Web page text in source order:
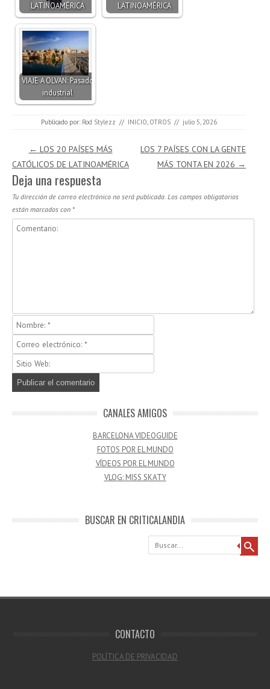
LATINOAMÉRICA
LATINOAMÉRICA
VIAJE A OLVAN: Pasado
industrial
Publicado por: Rod Stylezz // INICIO, OTROS // julio 5, 2026
Navegación de entradas
← LOS 20 PAÍSES MÁS
CATÓLICOS DE LATINOAMÉRICA
LOS 7 PAÍSES CON LA GENTE
MÁS TONTA EN 2026 →
Deja una respuesta
Tu dirección de correo electrónico no será publicada. Los campos obligatorios
están marcados con *
CANALES AMIGOS
BARCELONA VIDEOGUIDE
FOTOS POR EL MUNDO
VÍDEOS POR EL MUNDO
VLOG: MISS SKATY
BUSCAR EN CRITICALANDIA
Buscar
CONTACTO
POLÍTICA DE PRIVACIDAD